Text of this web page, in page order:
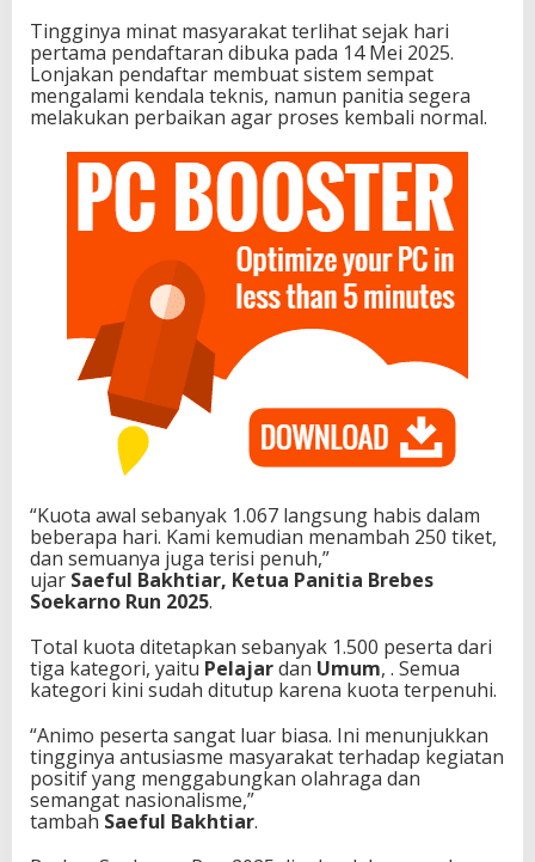
Tingginya minat masyarakat terlihat sejak hari
pertama pendaftaran dibuka pada 14 Mei 2025.
Lonjakan pendaftar membuat sistem sempat
mengalami kendala teknis, namun panitia segera
melakukan perbaikan agar proses kembali normal.
“Kuota awal sebanyak 1.067 langsung habis dalam
beberapa hari. Kami kemudian menambah 250 tiket,
dan semuanya juga terisi penuh,”
ujar Saeful Bakhtiar, Ketua Panitia Brebes
Soekarno Run 2025.
Total kuota ditetapkan sebanyak 1.500 peserta dari
tiga kategori, yaitu Pelajardan Umum, . Semua
kategori kini sudah ditutup karena kuota terpenuhi.
“Animo peserta sangat luar biasa. Ini menunjukkan
tingginya antusiasme masyarakat terhadap kegiatan
positif yang menggabungkan olahraga dan
semangat nasionalisme,”
tambah Saeful Bakhtiar.